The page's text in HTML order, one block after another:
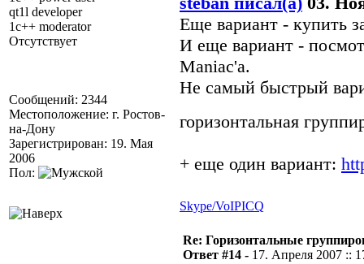
qt1l developer
1c++ moderator
Отсутствует
Сообщений: 2344
Местоположение: г. Ростов-
на-Дону
Зарегистрирован: 19. Мая
2006
Пол:
Еще вариант - купить
И еще вариант -
Maniac'а.
Не самый быстрый
горизонтальная
+ еще один вариант:
Skype/VoIPICQ
Re: Горизонтальные
Ответ #14 - 17. Апреля 2007 ::